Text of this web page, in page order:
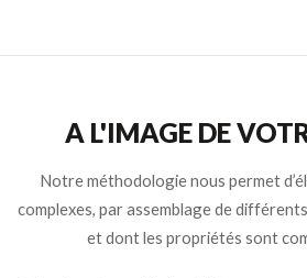
A L'IMAGE DE
Notre méthodologie nous permet
complexes, par assemblage de
et dont les propriétés sont